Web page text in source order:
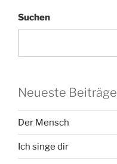
Suchen
Neueste Beiträge
Der Mensch
Ich singe dir